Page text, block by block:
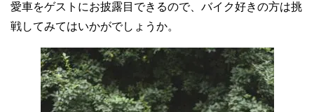
愛車をゲストにお披露目できるので、バイク好きの方は挑
戦してみてはいかがでしょうか。